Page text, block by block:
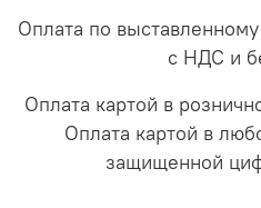
Оплата по
с НДС и
Оплата картой в
Оплата картой в
защищенной